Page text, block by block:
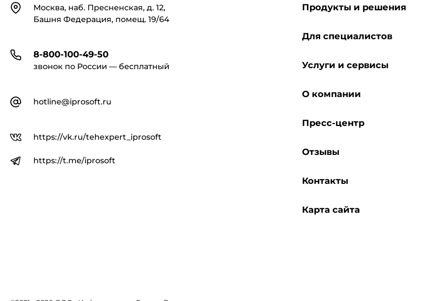
КонтактыМосква, наб. Пресненская, д. 12,
Башня Федерация, помещ. 19/64
8-800-100-49-50
звонок по России — бесплатный
hotline@iprosoft.ru
https://vk.ru/tehexpert_iprosoft
https://t.me/iprosoft
Продукты и решения
Для специалистов
Услуги и сервисы
О компании
Пресс-центр
Отзывы
Контакты
Карта сайта